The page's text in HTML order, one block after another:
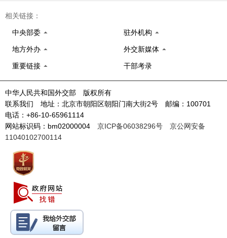
相关链接：
中央部委 驻外机构
地方外办 外交新媒体
重要链接 干部考录
中华人民共和国外交部 版权所有
联系我们 地址：北京市朝阳区朝阳门南大街2号 邮编：100701
电话：+86-10-65961114
网站标识码：bm02000004 京ICP备06038296号
京公网安备
11040102700114